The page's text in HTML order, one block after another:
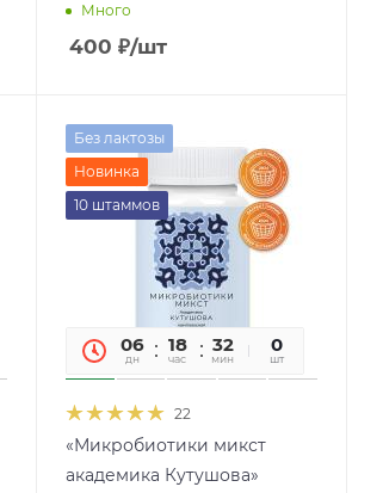
Много
400 ₽/шт
Без лактозы
Новинка
10 штаммов
06
дн
18
час
32
мин
54
сек
0
шт
22
«Микробиотики микст
академика Кутушова»